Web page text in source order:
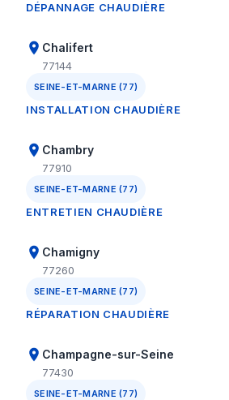
DÉPANNAGE CHAUDIÈRE
Chalifert
77144
SEINE-ET-MARNE (77)
INSTALLATION CHAUDIÈRE
Chambry
77910
SEINE-ET-MARNE (77)
ENTRETIEN CHAUDIÈRE
Chamigny
77260
SEINE-ET-MARNE (77)
RÉPARATION CHAUDIÈRE
Champagne-sur-Seine
77430
SEINE-ET-MARNE (77)